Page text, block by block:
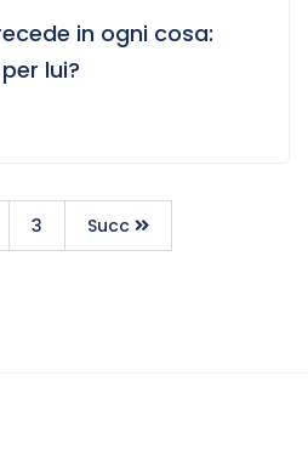
in ogni cosa:
lui?
3 Succ